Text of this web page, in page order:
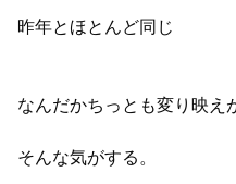
昨年とほとんど同じ
なんだかちっとも変り映え
そんな気がする。